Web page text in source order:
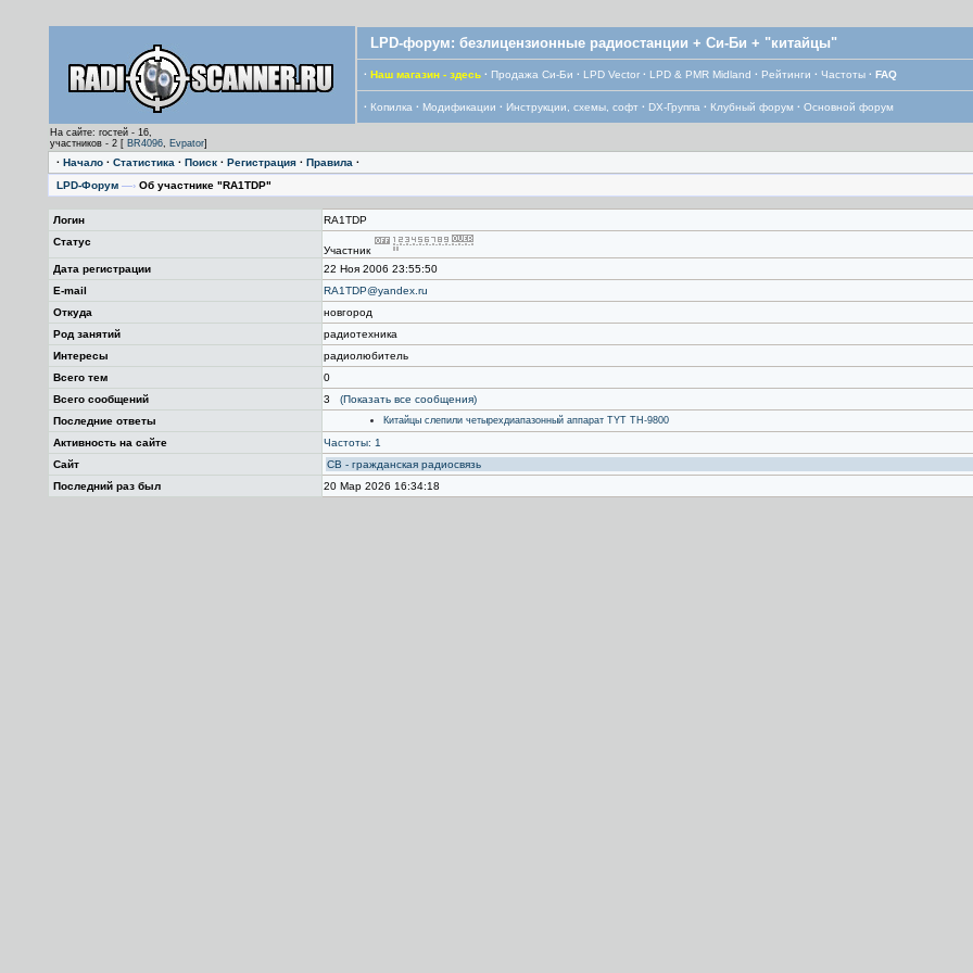
LPD-форум: безлицензионные радиостанции + Си-Би + "китайцы"
· Наш магазин - здесь · Продажа Си-Би · LPD Vector · LPD & PMR Midland · Рейтинги · Частоты · FAQ
· Копилка · Модификации · Инструкции, схемы, софт · DX-Группа · Клубный форум · Основной форум
На сайте: гостей - 16,
участников - 2 [ BR4096, Evpator]
· Начало· Статистика · Поиск· Регистрация· Правила ·
LPD-Форум —›Об участнике "RA1TDP"
Логин
RA1TDP
Статус
Участник
Дата регистрации
22 Ноя 2006 23:55:50
E-mail
RA1TDP@yandex.ru
Откуда
новгород
Род занятий
радиотехника
Интересы
радиолюбитель
Всего тем
0
Всего сообщений
3
(Показать все сообщения)
Последние ответы
Китайцы слепили четырехдиапазонный аппарат TYT TH-9800
Активность на сайте
Частоты: 1
Сайт
CB - гражданская радиосвязь
Последний раз был
20 Мар 2026 16:34:18